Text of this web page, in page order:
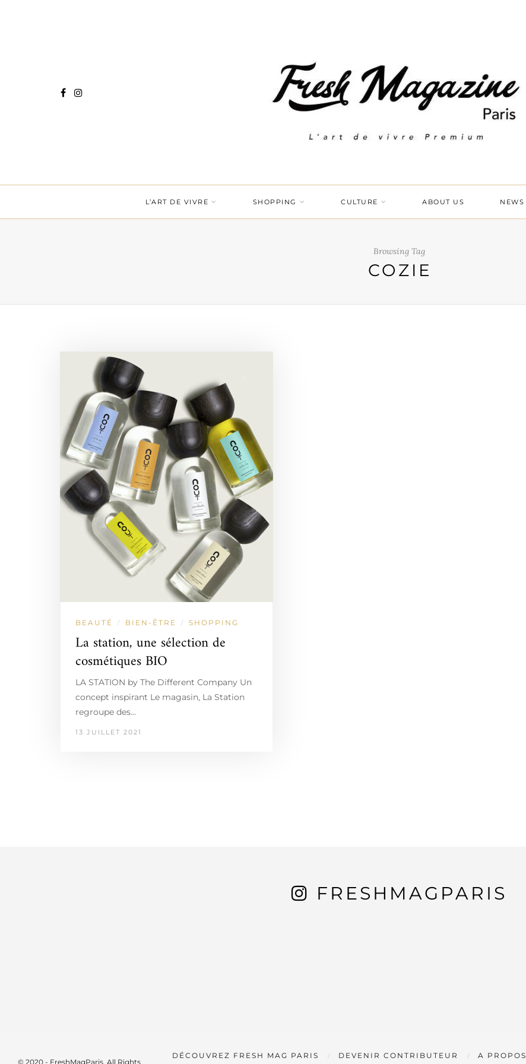
L’ART DE VIVRE SHOPPING CULTURE ABOUT US NEWS
Browsing Tag
COZIE
BEAUTÉ / BIEN-ÊTRE / SHOPPING
La station, une sélection de
cosmétiques BIO
LA STATION by The Different Company Un
concept inspirant Le magasin, La Station
regroupe des…
13 JUILLET 2021
FRESHMAGPARIS
© 2020 - FreshMagParis. All Rights
DÉCOUVREZ FRESH MAG PARIS DEVENIR CONTRIBUTEUR A PROPOS